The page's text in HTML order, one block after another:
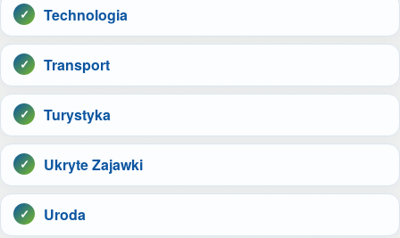
Technologia
Transport
Turystyka
Ukryte Zajawki
Uroda